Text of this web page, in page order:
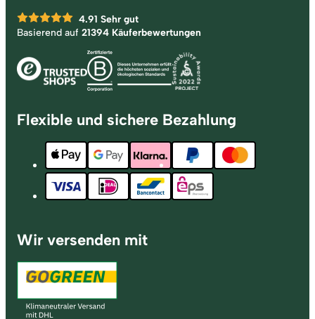
4.91 Sehr gut
Basierend auf 21394 Käuferbewertungen
Flexible und sichere Bezahlung
Wir versenden mit